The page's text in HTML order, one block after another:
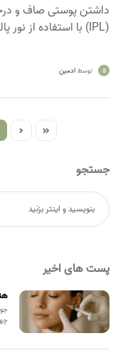
داشتن پوستی صاف و
(IPL) با استفاده از نور پالسی شدید، لک‌ها، قرمزی و ناه [...]
a توسط ادمین
جستجو
پست های اخیر